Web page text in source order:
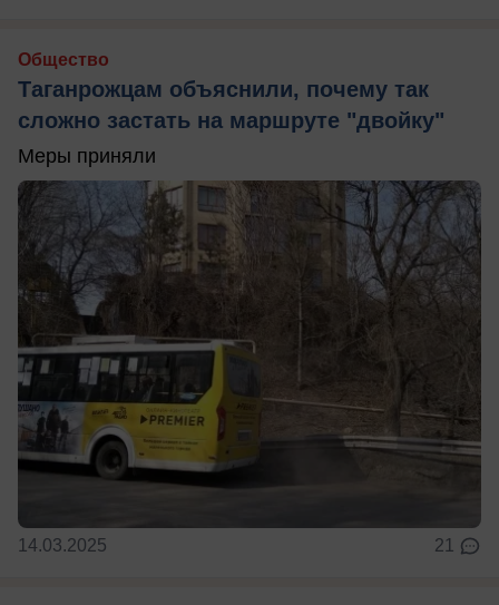
Общество
Таганрожцам объяснили, почему так
сложно застать на маршруте "двойку"
Меры приняли
14.03.2025 21